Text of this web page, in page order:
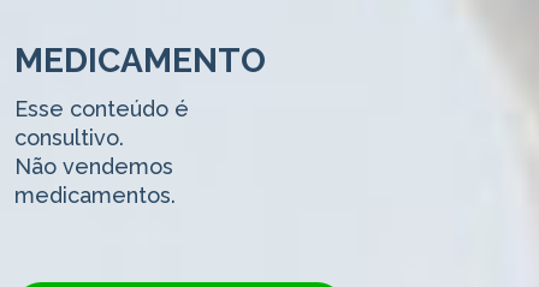
MEDICAMENTO
Esse conteúdo é
consultivo.
Não vendemos
medicamentos.